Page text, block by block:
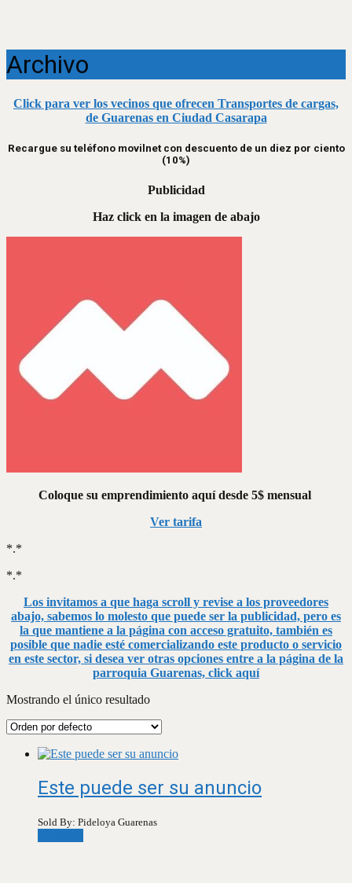
Archivo
Click para ver los vecinos que ofrecen Transportes de cargas,
de Guarenas en Ciudad Casarapa
Recargue su teléfono movilnet con descuento de un diez por ciento
(10%)
Publicidad
Haz click en la imagen de abajo
Coloque su emprendimiento aquí desde 5$ mensual
Ver tarifa
*.*
*.*
Los invitamos a que haga scroll y revise a los proveedores
abajo, sabemos lo molesto que puede ser la publicidad, pero es
la que mantiene a la página con acceso gratuito, también es
posible que nadie esté comercializando este producto o servicio
en este sector, si desea ver otras opciones entre a la página de la
parroquia Guarenas, click aquí
Mostrando el único resultado
Este puede ser su anuncio
Sold By: Pideloya Guarenas